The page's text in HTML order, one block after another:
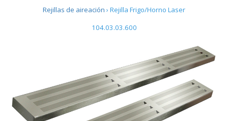
Rejillas de aireación › Rejilla Frigo/Horno Laser
104.03.03.600